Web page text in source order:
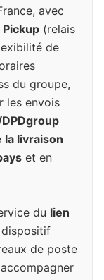
avec
(relais
de
du groupe,
les envois
la livraison
et en
du lien
dispositif
de poste